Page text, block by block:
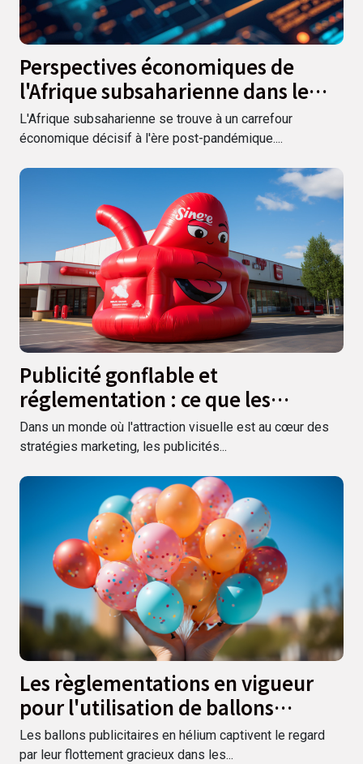
Perspectives économiques de
l'Afrique subsaharienne dans le
contexte post-pandémique
L'Afrique subsaharienne se trouve à un carrefour
économique décisif à l'ère post-pandémique....
Publicité gonflable et
réglementation : ce que les
entreprises doivent savoir
Dans un monde où l'attraction visuelle est au cœur des
stratégies marketing, les publicités...
Les règlementations en vigueur
pour l'utilisation de ballons
publicitaires en hélium
Les ballons publicitaires en hélium captivent le regard
par leur flottement gracieux dans les...